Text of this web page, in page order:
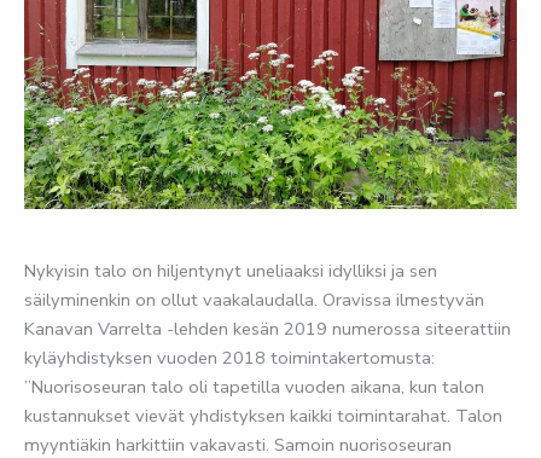
Nykyisin talo on hiljentynyt uneliaaksi idylliksi ja sen
säilyminenkin on ollut vaakalaudalla. Oravissa ilmestyvän
Kanavan Varrelta -lehden kesän 2019 numerossa siteerattiin
kyläyhdistyksen vuoden 2018 toimintakertomusta:
”Nuorisoseuran talo oli tapetilla vuoden aikana, kun talon
kustannukset vievät yhdistyksen kaikki toimintarahat. Talon
myyntiäkin harkittiin vakavasti. Samoin nuorisoseuran